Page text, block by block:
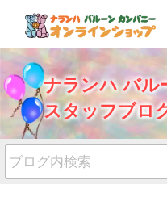
ナランハ バル
スタッフブロ